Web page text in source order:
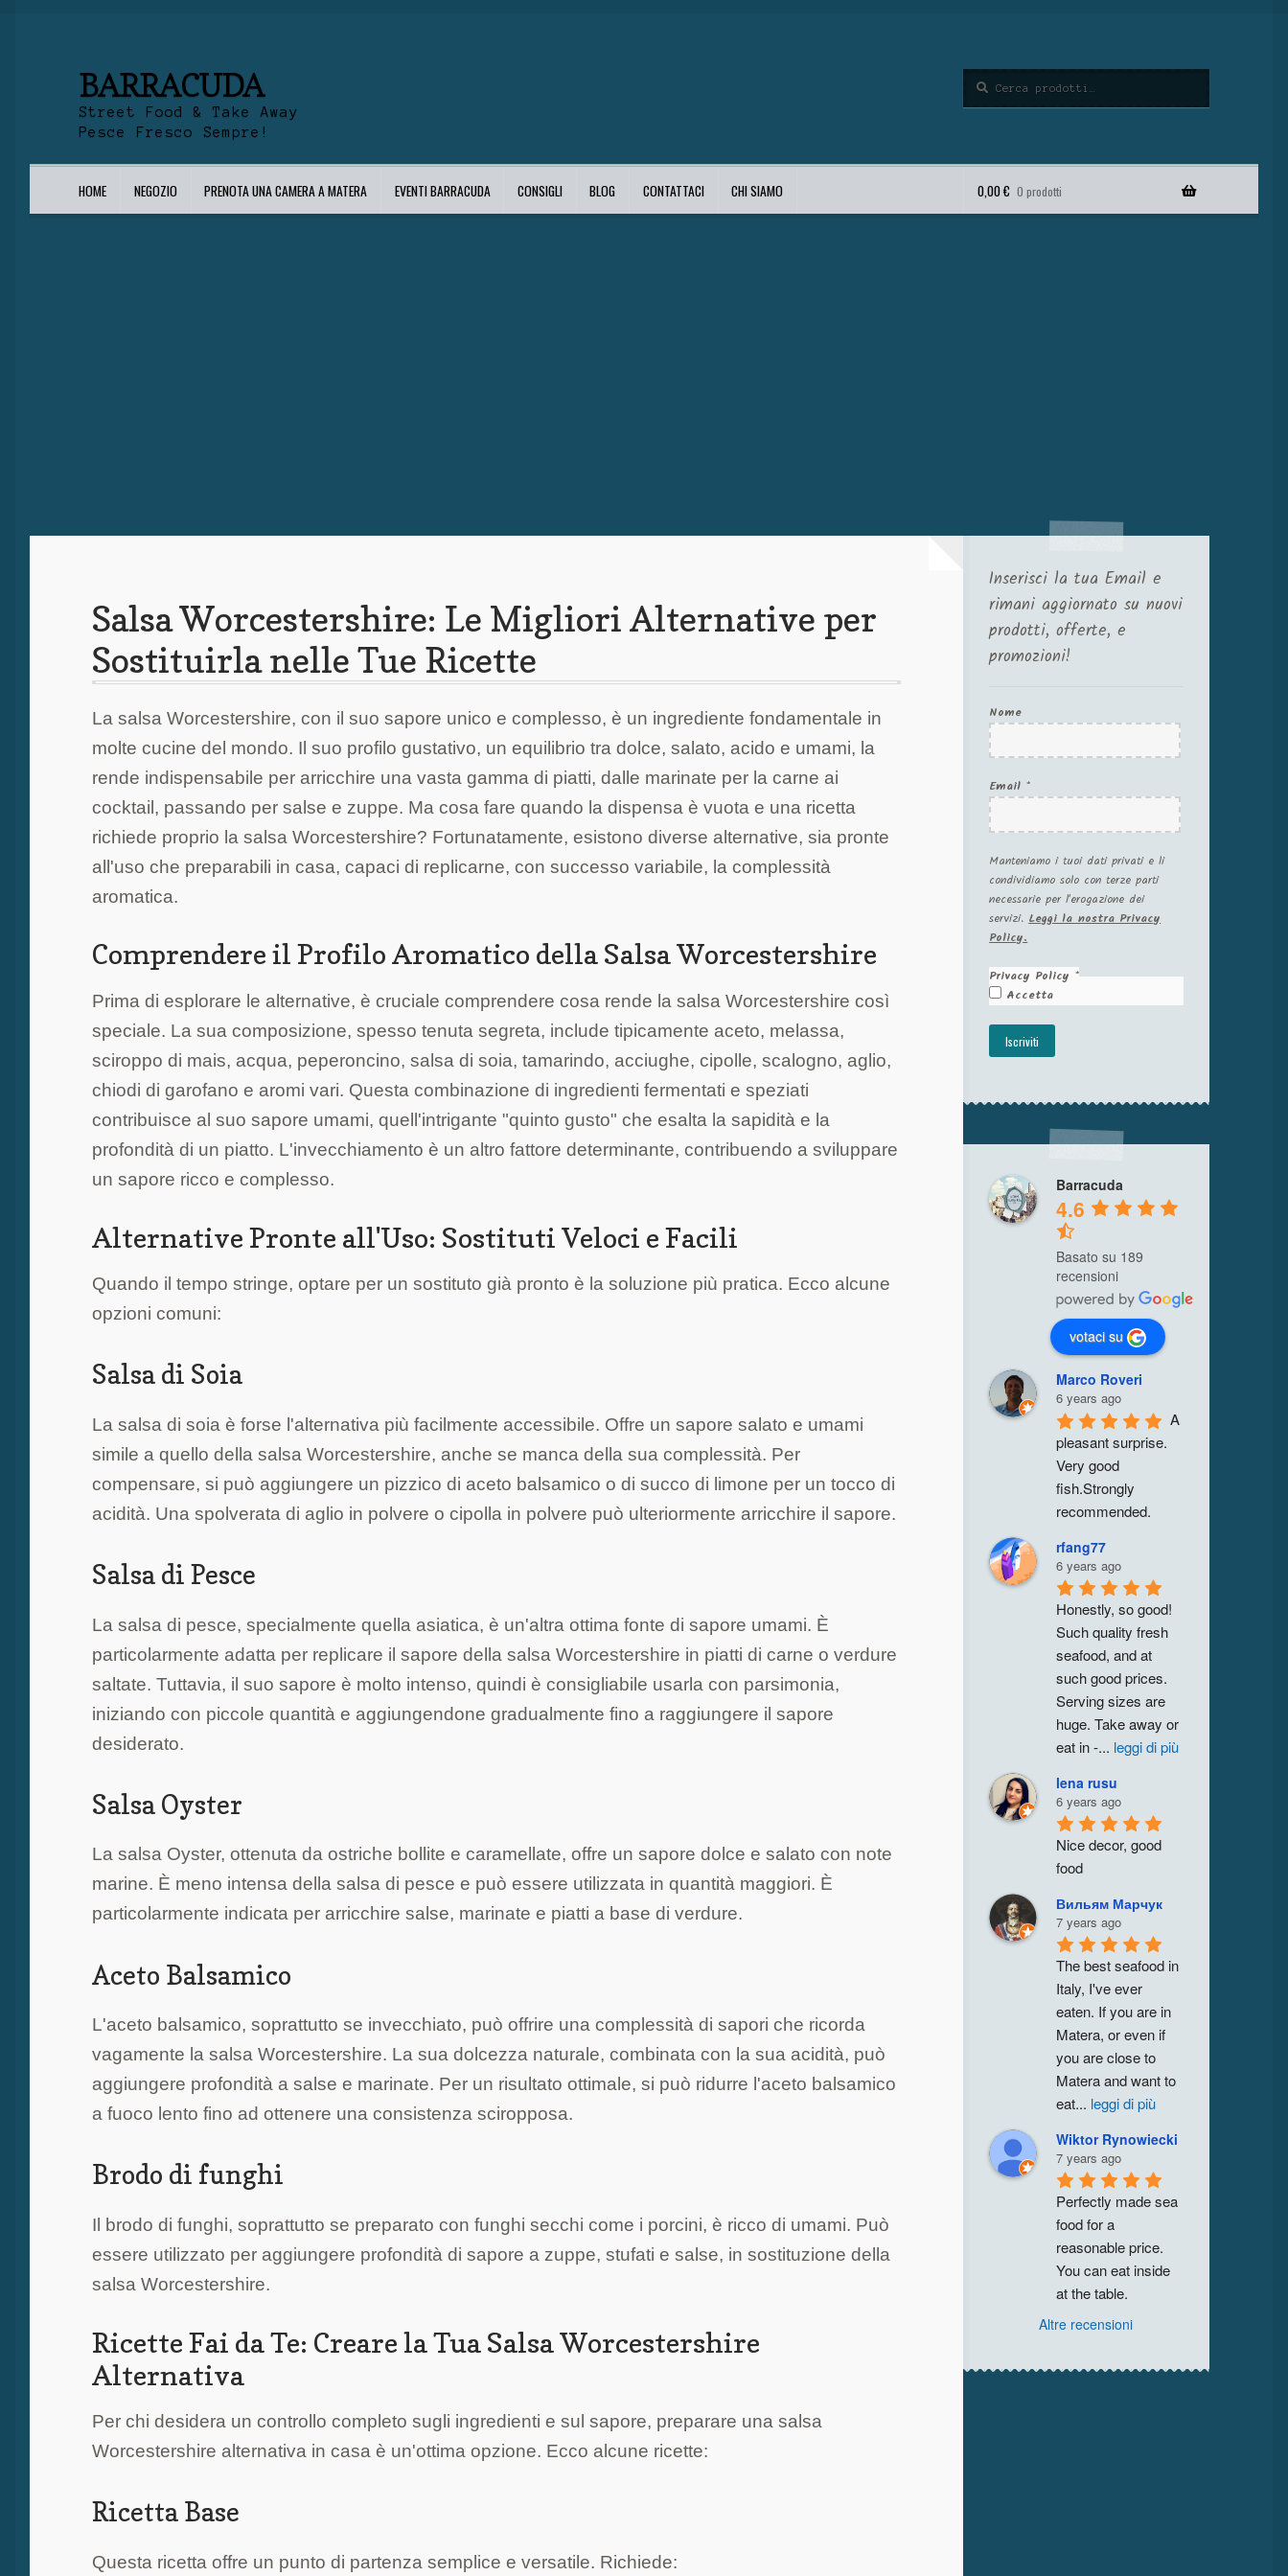
BARRACUDA
Street Food & Take Away
Pesce Fresco Sempre!
HOME NEGOZIO PRENOTA UNA CAMERA A MATERA EVENTI BARRACUDA CONSIGLI BLOG CONTATTACI CHI SIAMO 0,00€ 0 prodotti
Salsa Worcestershire: Le Migliori Alternative per
Sostituirla nelle Tue Ricette
La salsa Worcestershire, con il suo sapore unico e complesso, è un ingrediente fondamentale in
molte cucine del mondo. Il suo profilo gustativo, un equilibrio tra dolce, salato, acido e umami, la
rende indispensabile per arricchire una vasta gamma di piatti, dalle marinate per la carne ai
cocktail, passando per salse e zuppe. Ma cosa fare quando la dispensa è vuota e una ricetta
richiede proprio la salsa Worcestershire? Fortunatamente, esistono diverse alternative, sia pronte
all'uso che preparabili in casa, capaci di replicarne, con successo variabile, la complessità
aromatica.
Comprendere il Profilo Aromatico della Salsa Worcestershire
Prima di esplorare le alternative, è cruciale comprendere cosa rende la salsa Worcestershire così
speciale. La sua composizione, spesso tenuta segreta, include tipicamente aceto, melassa,
sciroppo di mais, acqua, peperoncino, salsa di soia, tamarindo, acciughe, cipolle, scalogno, aglio,
chiodi di garofano e aromi vari. Questa combinazione di ingredienti fermentati e speziati
contribuisce al suo sapore umami, quell'intrigante "quinto gusto" che esalta la sapidità e la
profondità di un piatto. L'invecchiamento è un altro fattore determinante, contribuendo a sviluppare
un sapore ricco e complesso.
Alternative Pronte all'Uso: Sostituti Veloci e Facili
Quando il tempo stringe, optare per un sostituto già pronto è la soluzione più pratica. Ecco alcune
opzioni comuni:
Salsa di Soia
La salsa di soia è forse l'alternativa più facilmente accessibile. Offre un sapore salato e umami
simile a quello della salsa Worcestershire, anche se manca della sua complessità. Per
compensare, si può aggiungere un pizzico di aceto balsamico o di succo di limone per un tocco di
acidità. Una spolverata di aglio in polvere o cipolla in polvere può ulteriormente arricchire il sapore.
Salsa di Pesce
La salsa di pesce, specialmente quella asiatica, è un'altra ottima fonte di sapore umami. È
particolarmente adatta per replicare il sapore della salsa Worcestershire in piatti di carne o verdure
saltate. Tuttavia, il suo sapore è molto intenso, quindi è consigliabile usarla con parsimonia,
iniziando con piccole quantità e aggiungendone gradualmente fino a raggiungere il sapore
desiderato.
Salsa Oyster
La salsa Oyster, ottenuta da ostriche bollite e caramellate, offre un sapore dolce e salato con note
marine. È meno intensa della salsa di pesce e può essere utilizzata in quantità maggiori. È
particolarmente indicata per arricchire salse, marinate e piatti a base di verdure.
Aceto Balsamico
L'aceto balsamico, soprattutto se invecchiato, può offrire una complessità di sapori che ricorda
vagamente la salsa Worcestershire. La sua dolcezza naturale, combinata con la sua acidità, può
aggiungere profondità a salse e marinate. Per un risultato ottimale, si può ridurre l'aceto balsamico
a fuoco lento fino ad ottenere una consistenza sciropposa.
Brodo di funghi
Il brodo di funghi, soprattutto se preparato con funghi secchi come i porcini, è ricco di umami. Può
essere utilizzato per aggiungere profondità di sapore a zuppe, stufati e salse, in sostituzione della
salsa Worcestershire.
Ricette Fai da Te: Creare la Tua Salsa Worcestershire
Alternativa
Per chi desidera un controllo completo sugli ingredienti e sul sapore, preparare una salsa
Worcestershire alternativa in casa è un'ottima opzione. Ecco alcune ricette:
Ricetta Base
Questa ricetta offre un punto di partenza semplice e versatile. Richiede:
Inserisci la tua Email e
rimani aggiornato su nuovi
prodotti, offerte, e
promozioni!
Nome
Email *
Manteniamo i tuoi dati privati e li
condividiamo solo con terze parti
necessarie per l'erogazione dei
servizi.Leggi la nostra Privacy
Policy.
Privacy Policy *
Accetta
Barracuda
4.6
Basato su 189
recensioni
votaci su
Marco Roveri
6 years ago
A
pleasant surprise.
Very good
fish.Strongly
recommended.
rfang77
6 years ago
Honestly, so good!
Such quality fresh
seafood, and at
such good prices.
Serving sizes are
huge. Take away or
eat in -... leggi di più
lena rusu
6 years ago
Nice decor, good
food
Вильям Марчук
7 years ago
The best seafood in
Italy, I've ever
eaten. If you are in
Matera, or even if
you are close to
Matera and want to
eat... leggi di più
Wiktor Rynowiecki
7 years ago
Perfectly made sea
food for a
reasonable price.
You can eat inside
at the table.
Altre recensioni